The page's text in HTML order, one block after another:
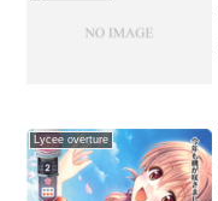
Lycee overture